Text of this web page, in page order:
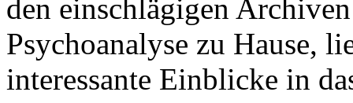
den einschlägigen
Psychoanalyse zu Hause,
interessante Einblicke in